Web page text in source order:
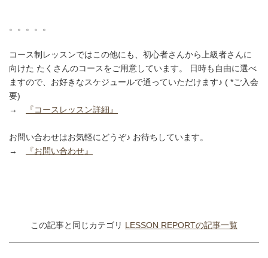
。。。。。
コース制レッスンではこの他にも、初心者さんから上級者さんに
向けた たくさんのコースをご用意しています。 日時も自由に選べ
ますので、お好きなスケジュールで通っていただけます♪ ( *ご入会
要)
→
『コースレッスン詳細』
お問い合わせはお気軽にどうぞ♪ お待ちしています。
→
『お問い合わせ』
この記事と同じカテゴリ LESSON REPORTの記事一覧